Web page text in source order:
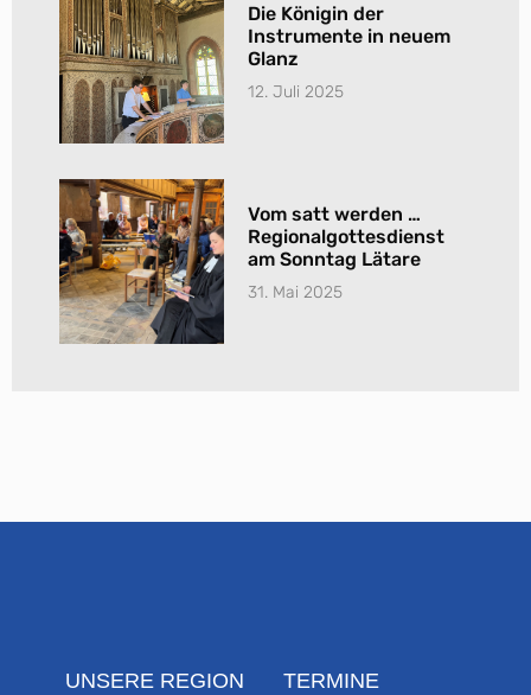
Die Königin der
Instrumente in neuem
Glanz
12. Juli 2025
Vom satt werden …
Regionalgottesdienst
am Sonntag Lätare
31. Mai 2025
UNSERE REGION TERMINE